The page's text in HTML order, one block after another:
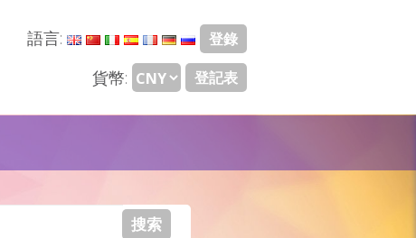
語言: 登錄
貨幣: 登記表